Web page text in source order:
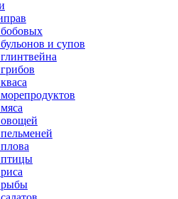
и супов
рыбы